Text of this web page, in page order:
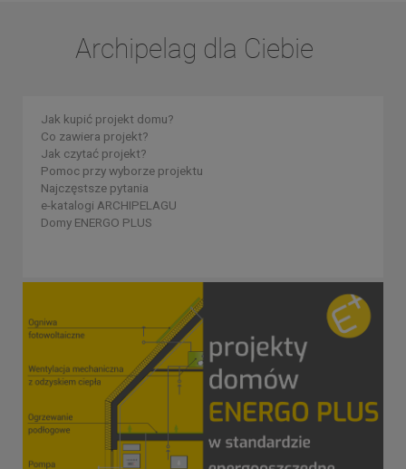
Archipelag dla Ciebie
Jak kupić projekt domu?
Co zawiera projekt?
Jak czytać projekt?
Pomoc przy wyborze projektu
Najczęstsze pytania
e-katalogi ARCHIPELAGU
Domy ENERGO PLUS